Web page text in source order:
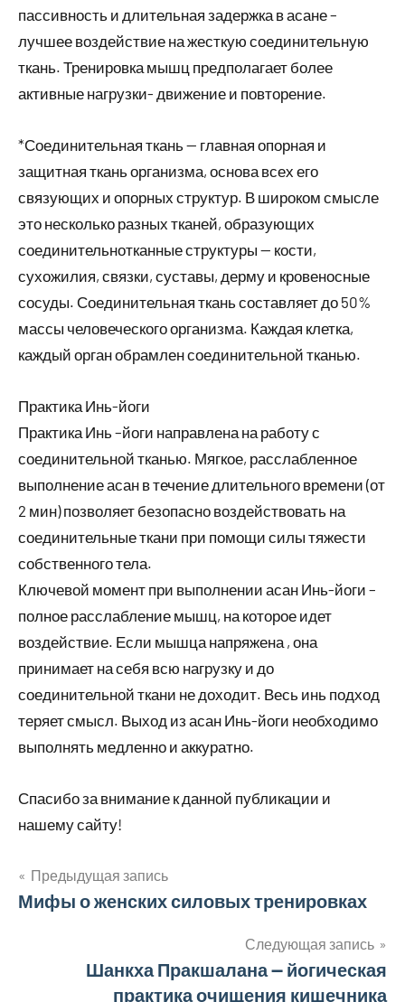
пассивность и длительная задержка в асане –
лучшее воздействие на жесткую соединительную
ткань. Тренировка мышц предполагает более
активные нагрузки- движение и повторение.
*Соединительная ткань — главная опорная и
защитная ткань организма, основа всех его
связующих и опорных структур. В широком смысле
это несколько разных тканей, образующих
соединительнотканные структуры — кости,
сухожилия, связки, суставы, дерму и кровеносные
сосуды. Соединительная ткань составляет до 50%
массы человеческого организма. Каждая клетка,
каждый орган обрамлен соединительной тканью.
Практика Инь-йоги
Практика Инь –йоги направлена на работу с
соединительной тканью. Мягкое, расслабленное
выполнение асан в течение длительного времени (от
2 мин) позволяет безопасно воздействовать на
соединительные ткани при помощи силы тяжести
собственного тела.
Ключевой момент при выполнении асан Инь-йоги –
полное расслабление мышц, на которое идет
воздействие. Если мышца напряжена , она
принимает на себя всю нагрузку и до
соединительной ткани не доходит. Весь инь подход
теряет смысл. Выход из асан Инь-йоги необходимо
выполнять медленно и аккуратно.
Спасибо за внимание к данной публикации и
нашему сайту!
Навигация
записям
Предыдущая запись
Мифы о женских силовых тренировках
Следующая запись
Шанкха Пракшалана — йогическая
практика очищения кишечника